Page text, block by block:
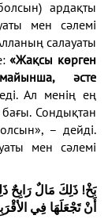
ардақты
мен сәлемі
салауаты
«Жақсы көрген
әсте
Ал менің ең
Сондықтан
– дейді.
мен сәлемі
بَخْ! ذَلِكَ مَالٌ رَابِحٌ
أَنْ تَجْعَلَهَا فِي